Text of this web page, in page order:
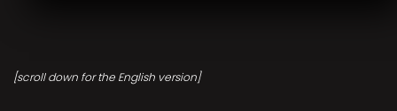
[scroll down for the English version]